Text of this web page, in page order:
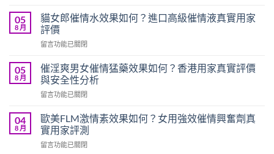
藥
效
果
如
女
用
騷
藥
真
實
心
跳
水
男
共
用
催
情
效
果
何？
05
8 月
貓女郎催情水效果如何？進口高級催情液真實用家
評價
在
女
郎
催
情
效
果
如
何？
留言功能已關閉
05
8 月
催淫爽男女催情猛藥效果如何？香港用家真實評價
與安全性分析
在
淫
爽
男
女
留言功能已關閉
04
8 月
歐美FLM激情素效果如何？女用強效催情興奮劑真
實用家評測
在
留言功能已關閉